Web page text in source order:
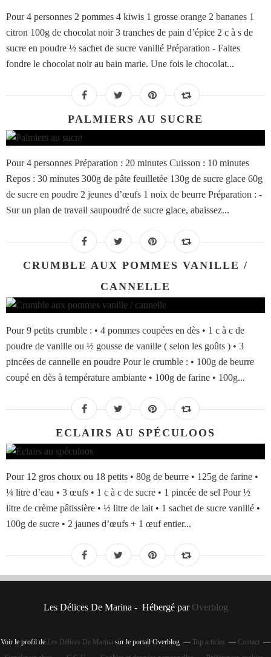
Pour 4 personnes 2 pommes 4 kiwis 1 grosse orange 2 bananes 1
citron 100g de chocolat noir 3 tranches de pain d’épice 2 c à s de
sucre en poudre ½ sachet de sucre vanillé Préparation - Faites
fondre le chocolat noir au bain marie. Une fois le chocolat...
PALMIERS AU SUCRE
Pour 4 personnes Préparation : 20 minutes Cuisson : 10 minutes
Repos : 30 minutes 300g de pâte feuilletée 130g de sucre glace 60g
de sucre en poudre 2 jeunes d’œufs 1 noix de beurre Préparation : -
Sur un plan de travail saupoudré de sucre glace, abaissez...
CRUMBLE AUX POMMES VANILLE /
CANNELLE
Pour 9 petits crumble : • 4 pommes coupées en dès • 1 c à c de
poudre de vanille ou ½ gousse de vanille ( selon les goûts ) • 3
pincées de cannelle en poudre Pour le crumble : • 100g de beurre
coupé en dès à température ambiante • 100g de farine • 100g...
ECLAIRS AU SPÉCULOOS
Pour 12 gros choux ou 18 petits • 80g de beurre • 125g de farine •
¼ litre d’eau • 3 œufs • 1 c à c de sucre • 1 pincée de sel Pour ½
litre de crème pâtissière • ½ litre de lait • 1 sachet de sucre vanillé •
100g de sucre • 2 jaunes d’œufs + 1 œuf entier...
Les Délices De Marina - Hébergé par Overblog
Voir le profil de Les Délices De Marina sur le portail Overblog Top articles
Contact